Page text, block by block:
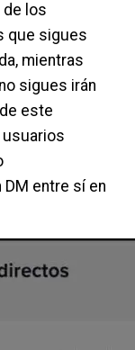
de los
que sigues
mientras
sigues irán
este
entre sí en